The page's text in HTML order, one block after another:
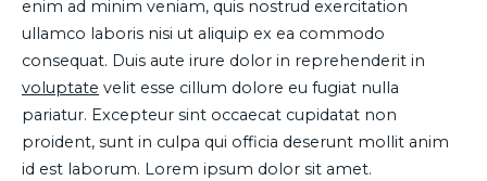
enim ad minim veniam, quis nostrud exercitation
ullamco laboris nisi ut aliquip ex ea commodo
consequat. Duis aute irure dolor in reprehenderit in
voluptate velit esse cillum dolore eu fugiat nulla
pariatur. Excepteur sint occaecat cupidatat non
proident, sunt in culpa qui officia deserunt mollit anim
id est laborum. Lorem ipsum dolor sit amet.